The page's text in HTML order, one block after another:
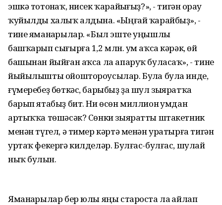
эшкә тотонһаҡ, нисек ҡарайһығыҙ?», - тигән һорау
ҡуйылды халыҡ алдына. «Ыңғай ҡарайбыҙ», -
тине яманһарылар. «Был эште уңышлы
башҡарып сығырға 1,2 млн. һум аҡса кәрәк, өй
башынан йыйған аҡса ла апаруҡ буласаҡ», - тине
йыйылышты ойоштороусылар. Булһа була инде,
ғүмеребеҙ бөткәс, барыбыҙ ҙа шул зыяратҡа
барып ятабыҙ бит. Ни өсөн миллион һумдан
артыҡҡа төшәсәк? Сөнки зыяратты штакетник
менән түгел, ә тимер кәртә менән уратырға тигән
уртаҡ фекергә килделәр. Булғас-булғас, шулай
ныҡ булһын.
Яманһарылар бер юлы яңы староста ла һайлап